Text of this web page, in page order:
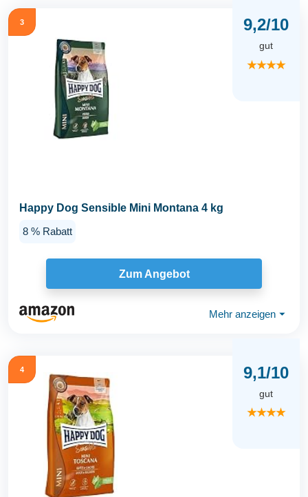
3 9,2/10
gut
★★★★
Happy Dog Sensible Mini Montana 4 kg
8 % Rabatt
Zum Angebot
Mehr anzeigen ⏷
4 9,1/10
gut
★★★★